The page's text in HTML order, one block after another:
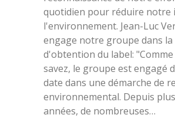
quotidien pour réduire notre
l'environnement. Jean-Luc
engage notre groupe dans la
d'obtention du label: "Comme
savez, le groupe est engagé
date dans une démarche de
environnemental. Depuis
années, de nombreuses…